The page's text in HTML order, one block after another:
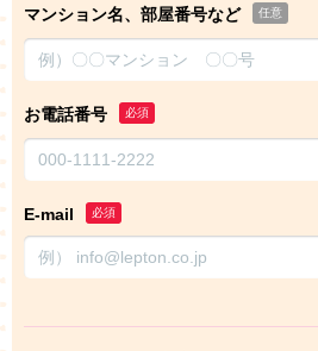
マンション名、部屋番号など 任意
お電話番号 必須
E-mail 必須